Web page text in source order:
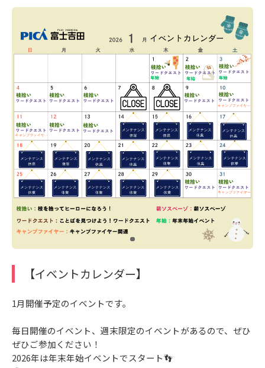
【イベントカレンダー】
1月開催予定のイベントです。
毎日開催のイベント、週末限定のイベントがあるので、ぜひ
ぜひご参加ください！
2026年は年末年始イベントでスタート👣